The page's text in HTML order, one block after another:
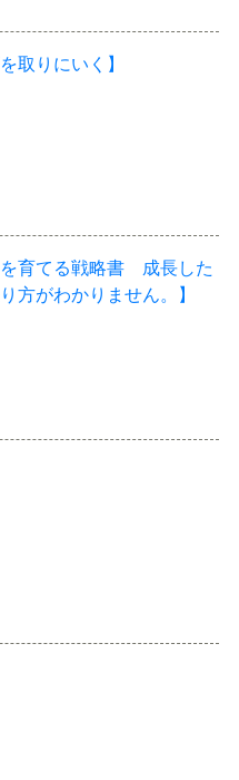
取りにいく】
を育てる戦略書 成長した
方がわかりません。】